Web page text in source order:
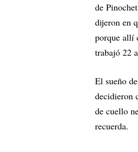
de
dijeron en
porque allí
trabajó 22
El sueño
decidieron
de cuello
recuerda.